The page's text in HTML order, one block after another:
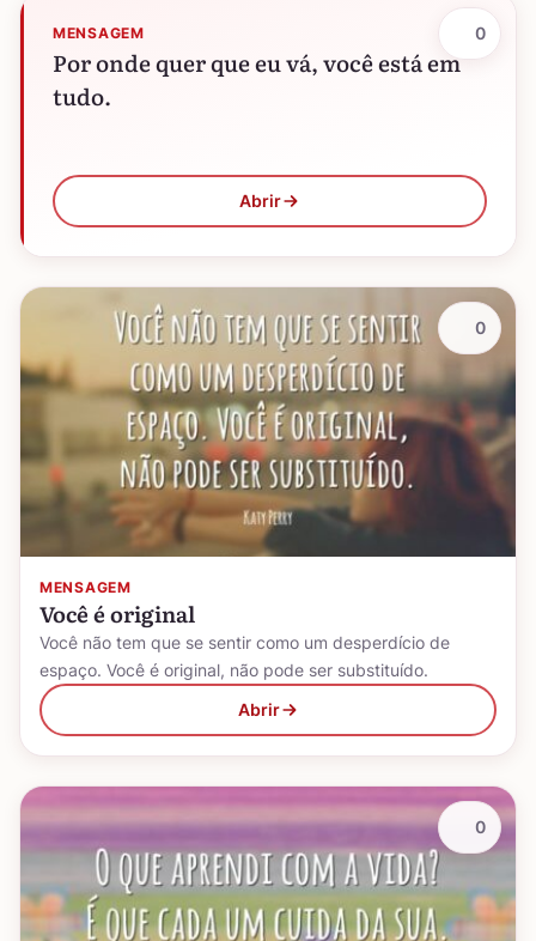
MENSAGEM
Por onde quer que eu vá, você está em
tudo.
Abrir
0
MENSAGEM
Você é original
Você não tem que se sentir como um desperdício de
espaço. Você é original, não pode ser substituído.
Abrir
0
0